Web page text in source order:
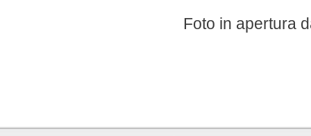
Foto in apertura